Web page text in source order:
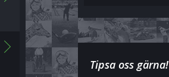
Tipsa oss gärna!